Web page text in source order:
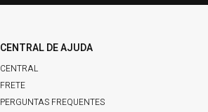
CENTRAL DE AJUDA
CENTRAL
FRETE
PERGUNTAS FREQUENTES